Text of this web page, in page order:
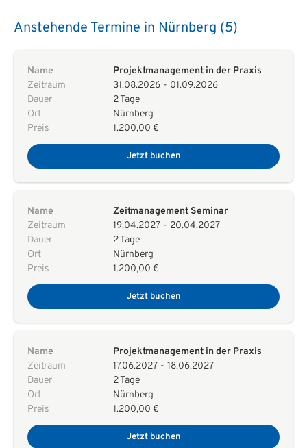
Anstehende Termine in Nürnberg (5)
Name
Projektmanagement in der Praxis
Zeitraum
31.08.2026 - 01.09.2026
Dauer
2 Tage
Ort
Nürnberg
Preis
1.200,00 €
Jetzt buchen
Name
Zeitmanagement Seminar
Zeitraum
19.04.2027 - 20.04.2027
Dauer
2 Tage
Ort
Nürnberg
Preis
1.200,00 €
Jetzt buchen
Name
Projektmanagement in der Praxis
Zeitraum
17.06.2027 - 18.06.2027
Dauer
2 Tage
Ort
Nürnberg
Preis
1.200,00 €
Jetzt buchen